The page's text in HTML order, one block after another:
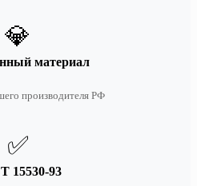
💎
материал
производителя РФ
✅
15530-93